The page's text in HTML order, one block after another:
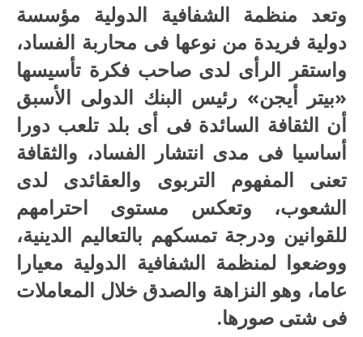
وتعد منظمة الشفافية الدولية مؤسسة
دولية فريدة من نوعها فى محاربة الفساد،
واستقر الرأى لدى صاحب فكرة تأسيسها
«بيتر أيجن» رئيس البنك الدولى الأسبق
أن الثقافة السائدة فى أى بلد تلعب دورا
أساسيا فى مدى انتشار الفساد، والثقافة
تعنى المفهوم التربوى والعقائدى لدى
الشعوب، وتعكس مستوى احترامهم
للقوانين ودرجة تمسكهم بالتعاليم الدينية،
ووضعوا لمنظمة الشفافية الدولية معيارا
عاما، وهو النزاهة والصدق خلال المعاملات
فى شتى صورها.